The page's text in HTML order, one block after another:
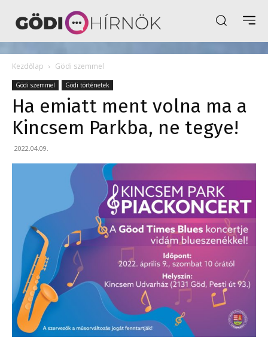
Kezdőlap Gödi szemmel
Gödi szemmel Gödi történetek
Ha emiatt ment volna ma a
Kincsem Parkba, ne tegye!
2022.04.09.